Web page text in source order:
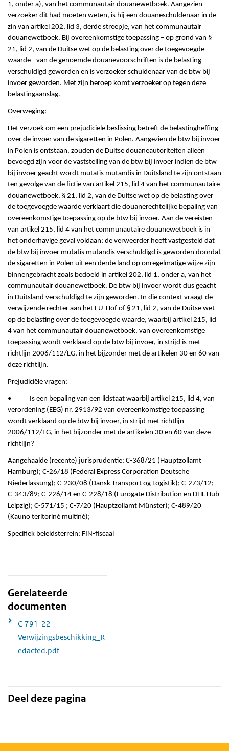
1, onder a), van het communautair douanewetboek. Aangezien
verzoeker dit had moeten weten, is hij een douaneschuldenaar in de
zin van artikel 202, lid 3, derde streepje, van het communautair
douanewetboek. Bij overeenkomstige toepassing – op grond van §
21, lid 2, van de Duitse wet op de belasting over de toegevoegde
waarde - van de genoemde douanevoorschriften is de belasting
verschuldigd geworden en is verzoeker schuldenaar van de btw bij
invoer geworden. Met zijn beroep komt verzoeker op tegen deze
belastingaanslag.
Overweging:
Het verzoek om een prejudiciële beslissing betreft de belastingheffing
over de invoer van de sigaretten in Polen. Aangezien de btw bij invoer
in Polen is ontstaan, zouden de Duitse douaneautoriteiten alleen
bevoegd zijn voor de vaststelling van de btw bij invoer indien de btw
bij invoer geacht wordt mutatis mutandis in Duitsland te zijn ontstaan
ten gevolge van de fictie van artikel 215, lid 4 van het communautaire
douanewetboek. § 21, lid 2, van de Duitse wet op de belasting over
de toegevoegde waarde verklaart die douanerechtelijke bepaling van
overeenkomstige toepassing op de btw bij invoer. Aan de vereisten
van artikel 215, lid 4 van het communautaire douanewetboek is in
het onderhavige geval voldaan: de verweerder heeft vastgesteld dat
de btw bij invoer mutatis mutandis verschuldigd is geworden doordat
de sigaretten in Polen uit een derde land op onregelmatige wijze zijn
binnengebracht zoals bedoeld in artikel 202, lid 1, onder a, van het
communautair douanewetboek. De btw bij invoer wordt dus geacht
in Duitsland verschuldigd te zijn geworden. In die context vraagt de
verwijzende rechter aan het EU-Hof of § 21, lid 2, van de Duitse wet
op de belasting over de toegevoegde waarde, waarbij artikel 215, lid
4 van het communautair douanewetboek, van overeenkomstige
toepassing wordt verklaard op de btw bij invoer, in strijd is met
richtlijn 2006/112/EG, in het bijzonder met de artikelen 30 en 60 van
deze richtlijn.
Prejudiciële vragen:
• Is een bepaling van een lidstaat waarbij artikel 215, lid 4, van
verordening (EEG) nr. 2913/92 van overeenkomstige toepassing
wordt verklaard op de btw bij invoer, in strijd met richtlijn
2006/112/EG, in het bijzonder met de artikelen 30 en 60 van deze
richtlijn?
Aangehaalde (recente) jurisprudentie: C-368/21 (Hauptzollamt
Hamburg); C-26/18 (Federal Express Corporation Deutsche
Niederlassung); C-230/08 (Dansk Transport og Logistik); C-273/12;
C-343/89; C-226/14 en C-228/18 (Eurogate Distribution en DHL Hub
Leipzig); C-571/15 ; C-7/20 (Hauptzollamt Münster); C-489/20
(Kauno teritorinė muitinė);
Specifiek beleidsterrein: FIN-fiscaal
Gerelateerde
documenten
C-791-22
Verwijzingsbeschikking_R
edacted.pdf
Deel deze pagina